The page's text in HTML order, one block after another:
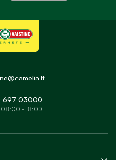
697 03000
08:00 - 18:00